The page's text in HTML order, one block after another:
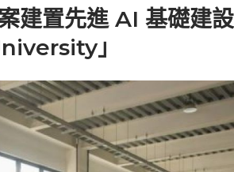
建置先進 AI 基礎建
」